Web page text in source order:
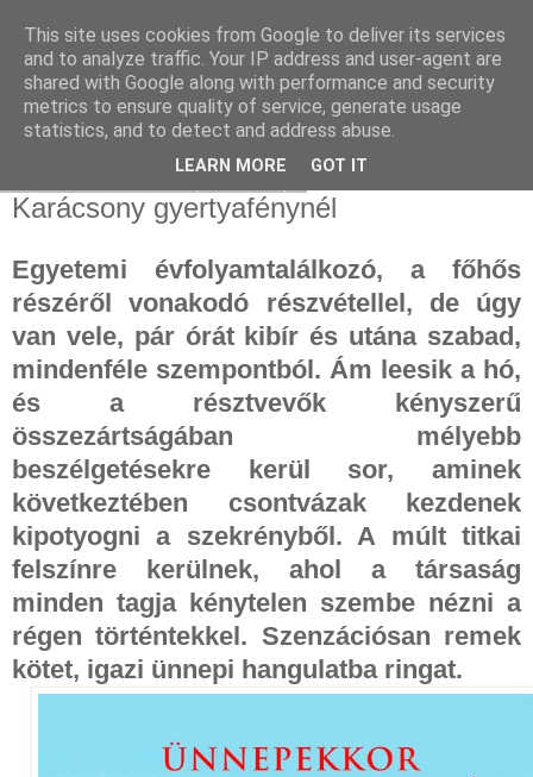
Karácsony gyertyafénynél
Egyetemi évfolyamtalálkozó, a főhős
részéről vonakodó részvétellel, de úgy
van vele, pár órát kibír és utána szabad,
mindenféle szempontból. Ám leesik a hó,
és a résztvevők kényszerű
összezártságában mélyebb
beszélgetésekre kerül sor, aminek
következtében csontvázak kezdenek
kipotyogni a szekrényből. A múlt titkai
felszínre kerülnek, ahol a társaság
minden tagja kénytelen szembe nézni a
régen történtekkel. Szenzációsan remek
kötet, igazi ünnepi hangulatba ringat.
This site uses cookies from Google to deliver its services
and to analyze traffic. Your IP address and user-agent are
shared with Google along with performance and security
metrics to ensure quality of service, generate usage
statistics, and to detect and address abuse.
LEARN MORE GOT IT